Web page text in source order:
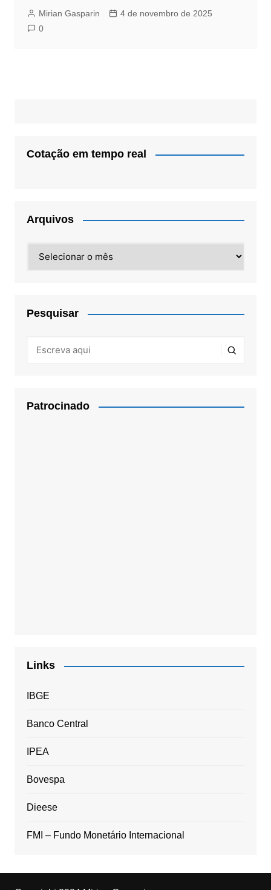
Mirian Gasparin
4 de novembro de 2025
0
Cotação em tempo real
Arquivos
Pesquisar
Patrocinado
Links
IBGE
Banco Central
IPEA
Bovespa
Dieese
FMI – Fundo Monetário Internacional